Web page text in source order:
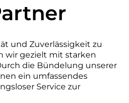
und Zuverlässigkeit zu
wir gezielt mit starken
die Bündelung unserer
ein umfassendes
Service zur